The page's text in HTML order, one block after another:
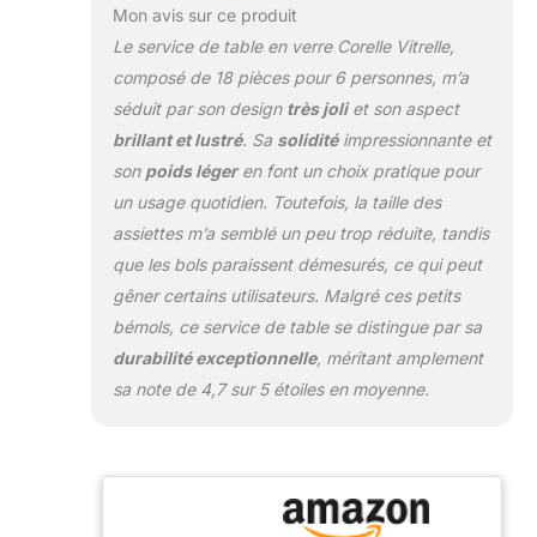
poreux résiste à la
rétention des odeurs
l'adhérence, assurant
un nettoyage facile et
impeccable. S'empile
proprement dans les
armoires, offrant une
commodité optimale à
votre routine de
cuisine. Style frais :
l'approche minimaliste
de Corelle grâce à son
design net, lumineux et
amusant apporte une
occasions. CORELLE
Mon avis sur ce produit
Le service de table en verre Corelle Vitrelle,
composé de 18 pièces pour 6 personnes, m’a
séduit par son design très joliet son aspect
brillant et lustré. Sa soliditéimpressionnante et
son poids légeren font un choix pratique pour
un usage quotidien. Toutefois, la taille des
assiettes m’a semblé un peu trop réduite, tandis
que les bols paraissent démesurés, ce qui peut
gêner certains utilisateurs. Malgré ces petits
bémols, ce service de table se distingue par sa
durabilité exceptionnelle, méritant amplement
sa note de 4,7 sur 5 étoiles en moyenne.